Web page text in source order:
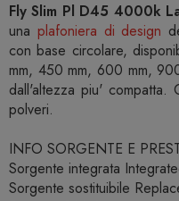
Fly Slim Pl D45 4000k
una plafoniera di design
con base circolare,
mm, 450 mm, 600 mm,
dall'altezza piu' compatta.
polveri.
INFO SORGENTE E
Sorgente integrata
Sorgente sostituibile